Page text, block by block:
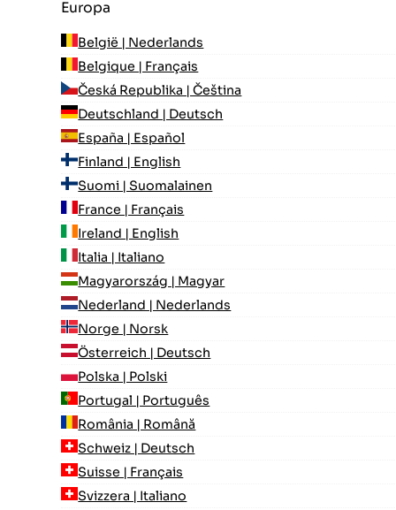
Europa
België | Nederlands
Belgique | Français
Česká Republika | Čeština
Deutschland | Deutsch
España | Español
Finland | English
Suomi | Suomalainen
France | Français
Ireland | English
Italia | Italiano
Magyarország | Magyar
Nederland | Nederlands
Norge | Norsk
Österreich | Deutsch
Polska | Polski
Portugal | Português
România | Română
Schweiz | Deutsch
Suisse | Français
Svizzera | Italiano